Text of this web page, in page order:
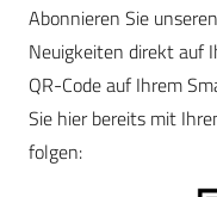
Abonnieren Sie
Neuigkeiten direkt auf
QR-Code auf Ihrem
Sie hier bereits mit
folgen: